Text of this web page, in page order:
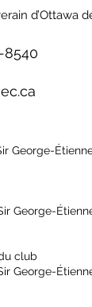
d’Ottawa
8540
George-
George-
club
George-